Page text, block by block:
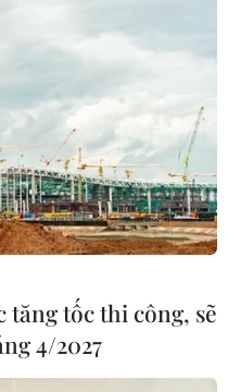
tăng tốc thi công, sẽ
4/2027